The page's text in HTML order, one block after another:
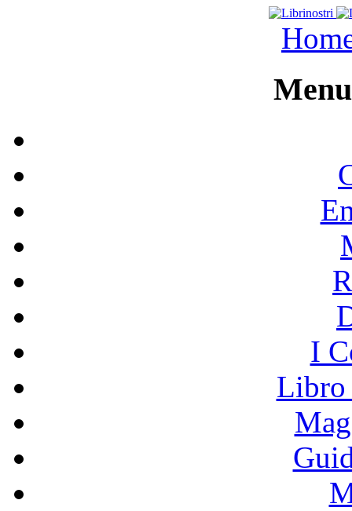
I
Libro